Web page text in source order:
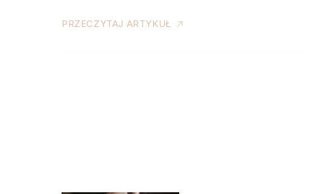
PRZECZYTAJ ARTYKUŁ